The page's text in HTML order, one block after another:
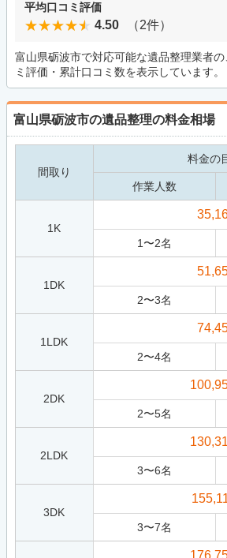
平均口コミ評価
4.50 （2件）
富山県砺波市で対応可能な遺品整理業者
ミ評価・累計口コミ数を表示しています。
富山県砺波市の遺品整理の料金相場
間取り
料金の
作業人数
1K
1 〜2名
1DK
2〜3名
1LDK
2〜4名
2DK
2〜5名
2LDK
3〜6名
3DK
3〜7名